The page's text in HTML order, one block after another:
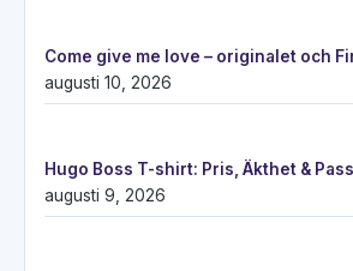
Come give me love – originalet och
augusti 10, 2026
Hugo Boss T-shirt: Pris, Äkthet &
augusti 9, 2026